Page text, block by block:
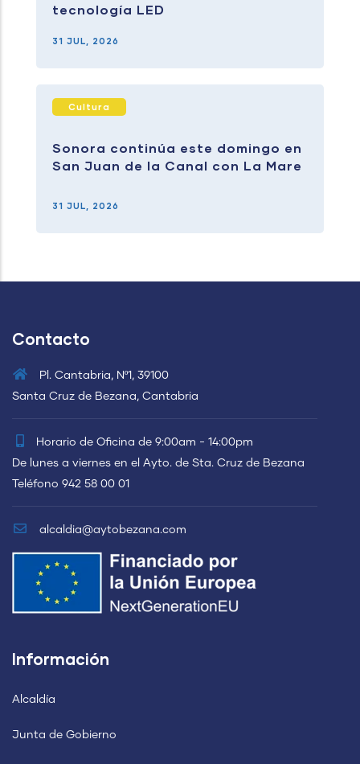
tecnología LED
31 JUL, 2026
Sonora continúa este domingo en
San Juan de la Canal con La Mare
Cultura
31 JUL, 2026
Contacto
Pl. Cantabria, Nº1, 39100
Santa Cruz de Bezana, Cantabria
Horario de Oficina de 9:00am - 14:00pm
De lunes a viernes en el Ayto. de Sta. Cruz de Bezana
Teléfono 942 58 00 01
alcaldia@aytobezana.com
Información
Alcaldía
Junta de Gobierno